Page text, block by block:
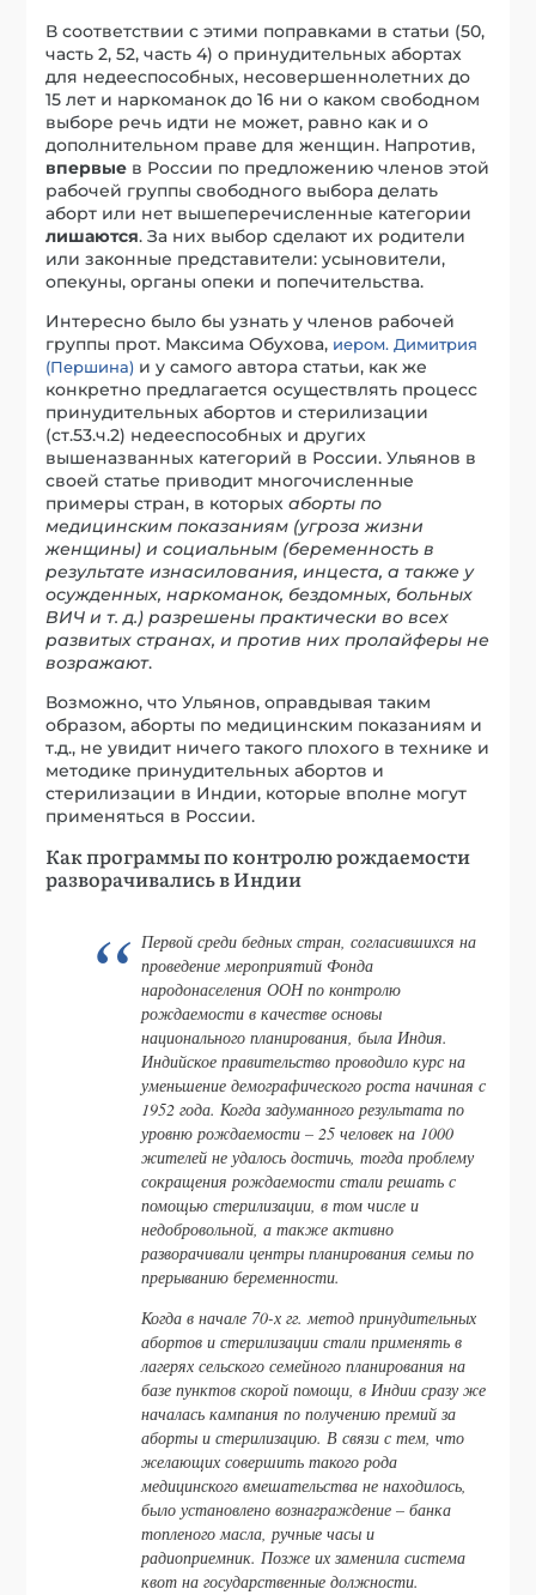
В соответствии с этими поправками в статьи (50,
часть 2, 52, часть 4) о принудительных абортах
для недееспособных, несовершеннолетних до
15 лет и наркоманок до 16 ни о каком свободном
выборе речь идти не может, равно как и о
дополнительном праве для женщин. Напротив,
впервые в России по предложению членов этой
рабочей группы свободного выбора делать
аборт или нет вышеперечисленные категории
лишаются. За них выбор сделают их родители
или законные представители: усыновители,
опекуны, органы опеки и попечительства.
Интересно было бы узнать у членов рабочей
группы прот. Максима Обухова, иером. Димитрия
(Першина) и у самого автора статьи, как же
конкретно предлагается осуществлять процесс
принудительных абортов и стерилизации
(ст.53.ч.2) недееспособных и других
вышеназванных категорий в России. Ульянов в
своей статье приводит многочисленные
примеры стран, в которыхаборты по
медицинским показаниям (угроза жизни
женщины) и социальным (беременность в
результате изнасилования, инцеста, а также у
осужденных, наркоманок, бездомных, больных
ВИЧ и т. д.) разрешены практически во всех
развитых странах, и против них пролайферы не
возражают.
Возможно, что Ульянов, оправдывая таким
образом, аборты по медицинским показаниям и
т.д., не увидит ничего такого плохого в технике и
методике принудительных абортов и
стерилизации в Индии, которые вполне могут
применяться в России.
Как программы по контролю рождаемости
разворачивались в Индии
Первой среди бедных стран, согласившихся на
проведение мероприятий Фонда
народонаселения ООН по контролю
рождаемости в качестве основы
национального планирования, была Индия.
Индийское правительство проводило курс на
уменьшение демографического роста начиная с
1952 года. Когда задуманного результата по
уровню рождаемости – 25 человек на 1000
жителей не удалось достичь, тогда проблему
сокращения рождаемости стали решать с
помощью стерилизации, в том числе и
недобровольной, а также активно
разворачивали центры планирования семьи по
прерыванию беременности.
Когда в начале 70-х гг. метод принудительных
абортов и стерилизации стали применять в
лагерях сельского семейного планирования на
базе пунктов скорой помощи, в Индии сразу же
началась кампания по получению премий за
аборты и стерилизацию. В связи с тем, что
желающих совершить такого рода
медицинского вмешательства не находилось,
было установлено вознаграждение – банка
топленого масла, ручные часы и
радиоприемник. Позже их заменила система
квот на государственные должности.